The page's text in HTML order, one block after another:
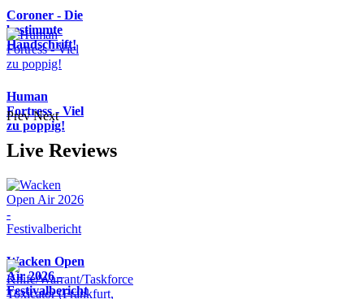
Coroner - Die
bestimmte
Handschrift!
Human
Fortress - Viel
zu poppig!
Prev Next
Live Reviews
Wacken Open
Air 2026 -
Festivalbericht